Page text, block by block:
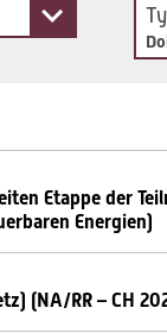
Etappe der
Energien)
(NA/RR – CH